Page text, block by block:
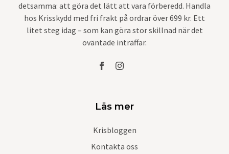
detsamma: att göra det lätt att vara förberedd. Handla
hos Krisskydd med fri frakt på ordrar över 699 kr. Ett
litet steg idag – som kan göra stor skillnad när det
oväntade inträffar.
Läs mer
Krisbloggen
Kontakta oss